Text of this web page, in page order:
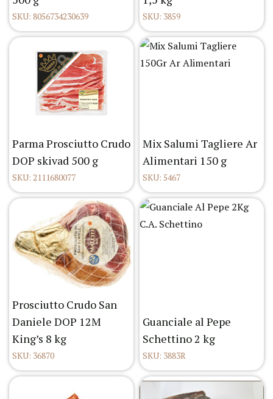
SKU: 8056734230639 SKU: 3859
Parma Prosciutto Crudo
DOP skivad 500 g
SKU: 2111680077
Mix Salumi Tagliere Ar
Alimentari 150 g
SKU: 5467
Prosciutto Crudo San
Daniele DOP 12M
King’s 8 kg
SKU: 36870
Guanciale al Pepe
Schettino 2 kg
SKU: 3883R